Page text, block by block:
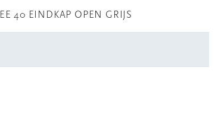
IEE 40 EINDKAP OPEN GRIJS